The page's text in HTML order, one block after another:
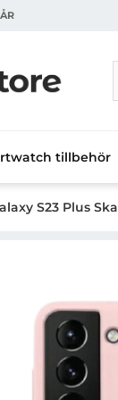
för Danira
tillbehör
S23 Plus
med